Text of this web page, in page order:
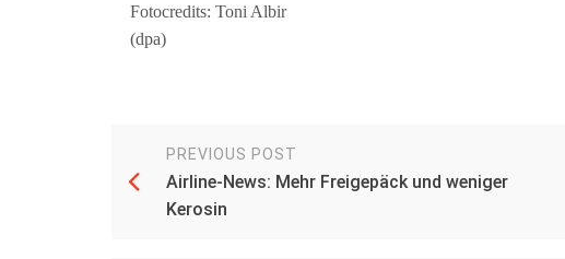
Fotocredits: Toni Albir
(dpa)
PREVIOUS POST
Airline-News: Mehr Freigepäck und weniger
Kerosin